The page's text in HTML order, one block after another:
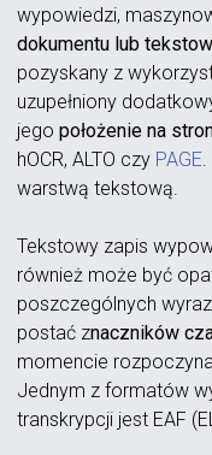
wypowiedzi,
dokumentu lub
pozyskany z
uzupełniony
jego położenie na
hOCR, ALTO czy PAGE
warstwą tekstową.
Tekstowy zapis
również może być
poszczególnych
postać znaczników
momencie
Jednym z formatów
transkrypcji jest EAF